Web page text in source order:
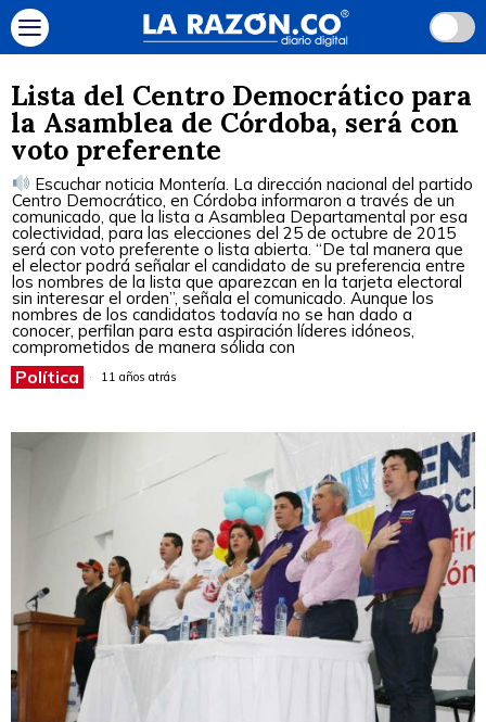
Lista del Centro Democrático para
la Asamblea de Córdoba, será con
voto preferente
Escuchar noticia Montería. La dirección nacional del partido
Centro Democrático, en Córdoba informaron a través de un
comunicado, que la lista a Asamblea Departamental por esa
colectividad, para las elecciones del 25 de octubre de 2015
será con voto preferente o lista abierta. “De tal manera que
el elector podrá señalar el candidato de su preferencia entre
los nombres de la lista que aparezcan en la tarjeta electoral
sin interesar el orden”, señala el comunicado. Aunque los
nombres de los candidatos todavía no se han dado a
conocer, perfilan para esta aspiración líderes idóneos,
comprometidos de manera sólida con
Política 11 años atrás